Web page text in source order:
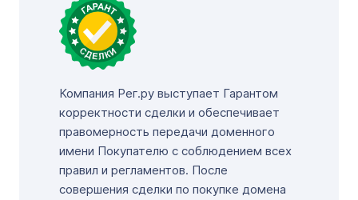
Компания Рег.ру выступает Гарантом
корректности сделки и обеспечивает
правомерность передачи доменного
имени Покупателю с соблюдением всех
правил и регламентов. После
совершения сделки по покупке домена